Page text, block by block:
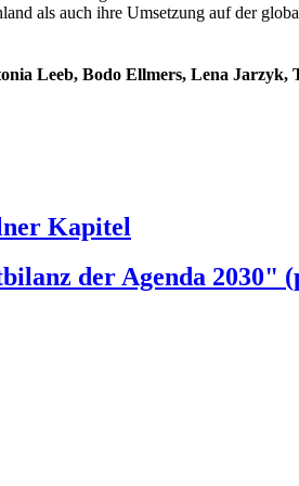
als auch ihre Umsetzung auf der
Leeb, Bodo Ellmers, Lena Jarzyk,
Kapitel
der Agenda 2030"